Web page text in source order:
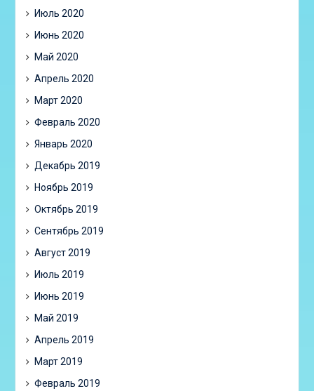
Июль 2020
Июнь 2020
Май 2020
Апрель 2020
Март 2020
Февраль 2020
Январь 2020
Декабрь 2019
Ноябрь 2019
Октябрь 2019
Сентябрь 2019
Август 2019
Июль 2019
Июнь 2019
Май 2019
Апрель 2019
Март 2019
Февраль 2019